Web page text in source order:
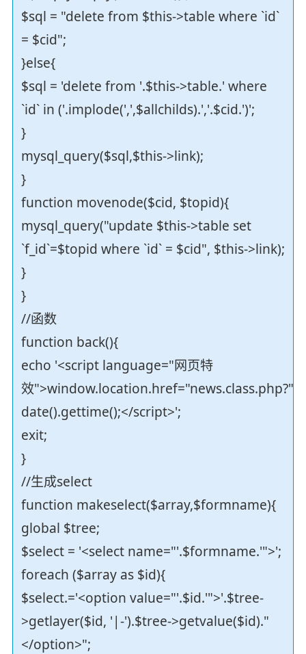
$sql = "delete from $this->table where `id`
= $cid";
}else{
$sql = 'delete from '.$this->table.' where
`id` in ('.implode(',',$allchilds).','.$cid.')';
}
mysql_query($sql,$this->link);
}
function movenode($cid, $topid){
mysql_query("update $this->table set
`f_id`=$topid where `id` = $cid", $this->link);
}
}
//函数
function back(){
echo '<script language="网页特
效
date().gettime();</script>';
exit;
}
//生成select
function makeselect($array,$formname){
global $tree;
$select = '<select name="'.$formname.'">';
foreach ($array as $id){
$select.='<option value="'.$id.'">'.$tree-
>getlayer($id, '|-').$tree->getvalue($id)."
</option>";